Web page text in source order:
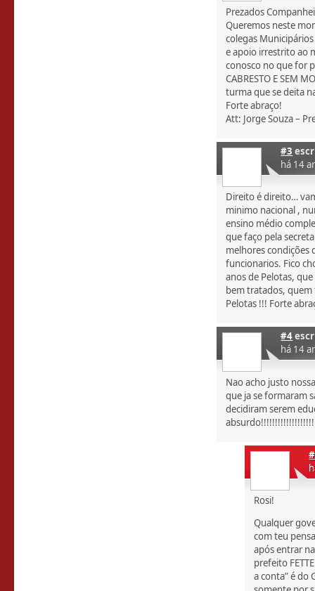
Prezados
Queremos neste
colegas
e apoio irrestrito ao
conosco no que for
CABRESTO E SEM
turma que se deita na
Forte abraço!
Att: Jorge Souza –
#3
há 14
Direito é direito…
minimo nacional ,
ensino médio
que faço pela
melhores condições
funcionarios. Fico
anos de Pelotas,
bem tratados, quem
Pelotas !!! Forte
#4
há 14
Nao acho justo
que ja se formaram
decidiram serem
Rosi!
Qualquer
com teu
após entrar
prefeito
a conta” é do